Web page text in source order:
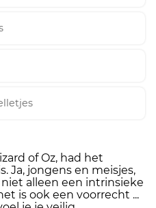
of Oz, had het
Ja, jongens en meisjes,
alleen een intrinsieke
is ook een voorrecht ...